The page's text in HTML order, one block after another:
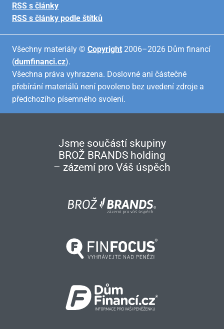
RSS s články
RSS s články podle štítků
Všechny materiály © Copyright 2006–2026 Dům financí
(dumfinanci.cz).
Všechna práva vyhrazena. Doslovné ani částečné
přebírání materiálů není povoleno bez uvedení zdroje a
předchozího písemného svolení.
Jsme součástí skupiny
BROŽ BRANDS holding
– zázemí pro Váš úspěch